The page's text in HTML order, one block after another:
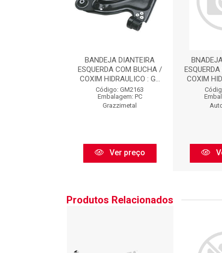
BANDEJA DIANTEIRA
ESQUERDA COM BUCHA /
COXIM HIDRAULICO : G...
Código: GM2163
Embalagem: PC
Grazzimetal
Ver preço
COXIM
Produtos Relacionados